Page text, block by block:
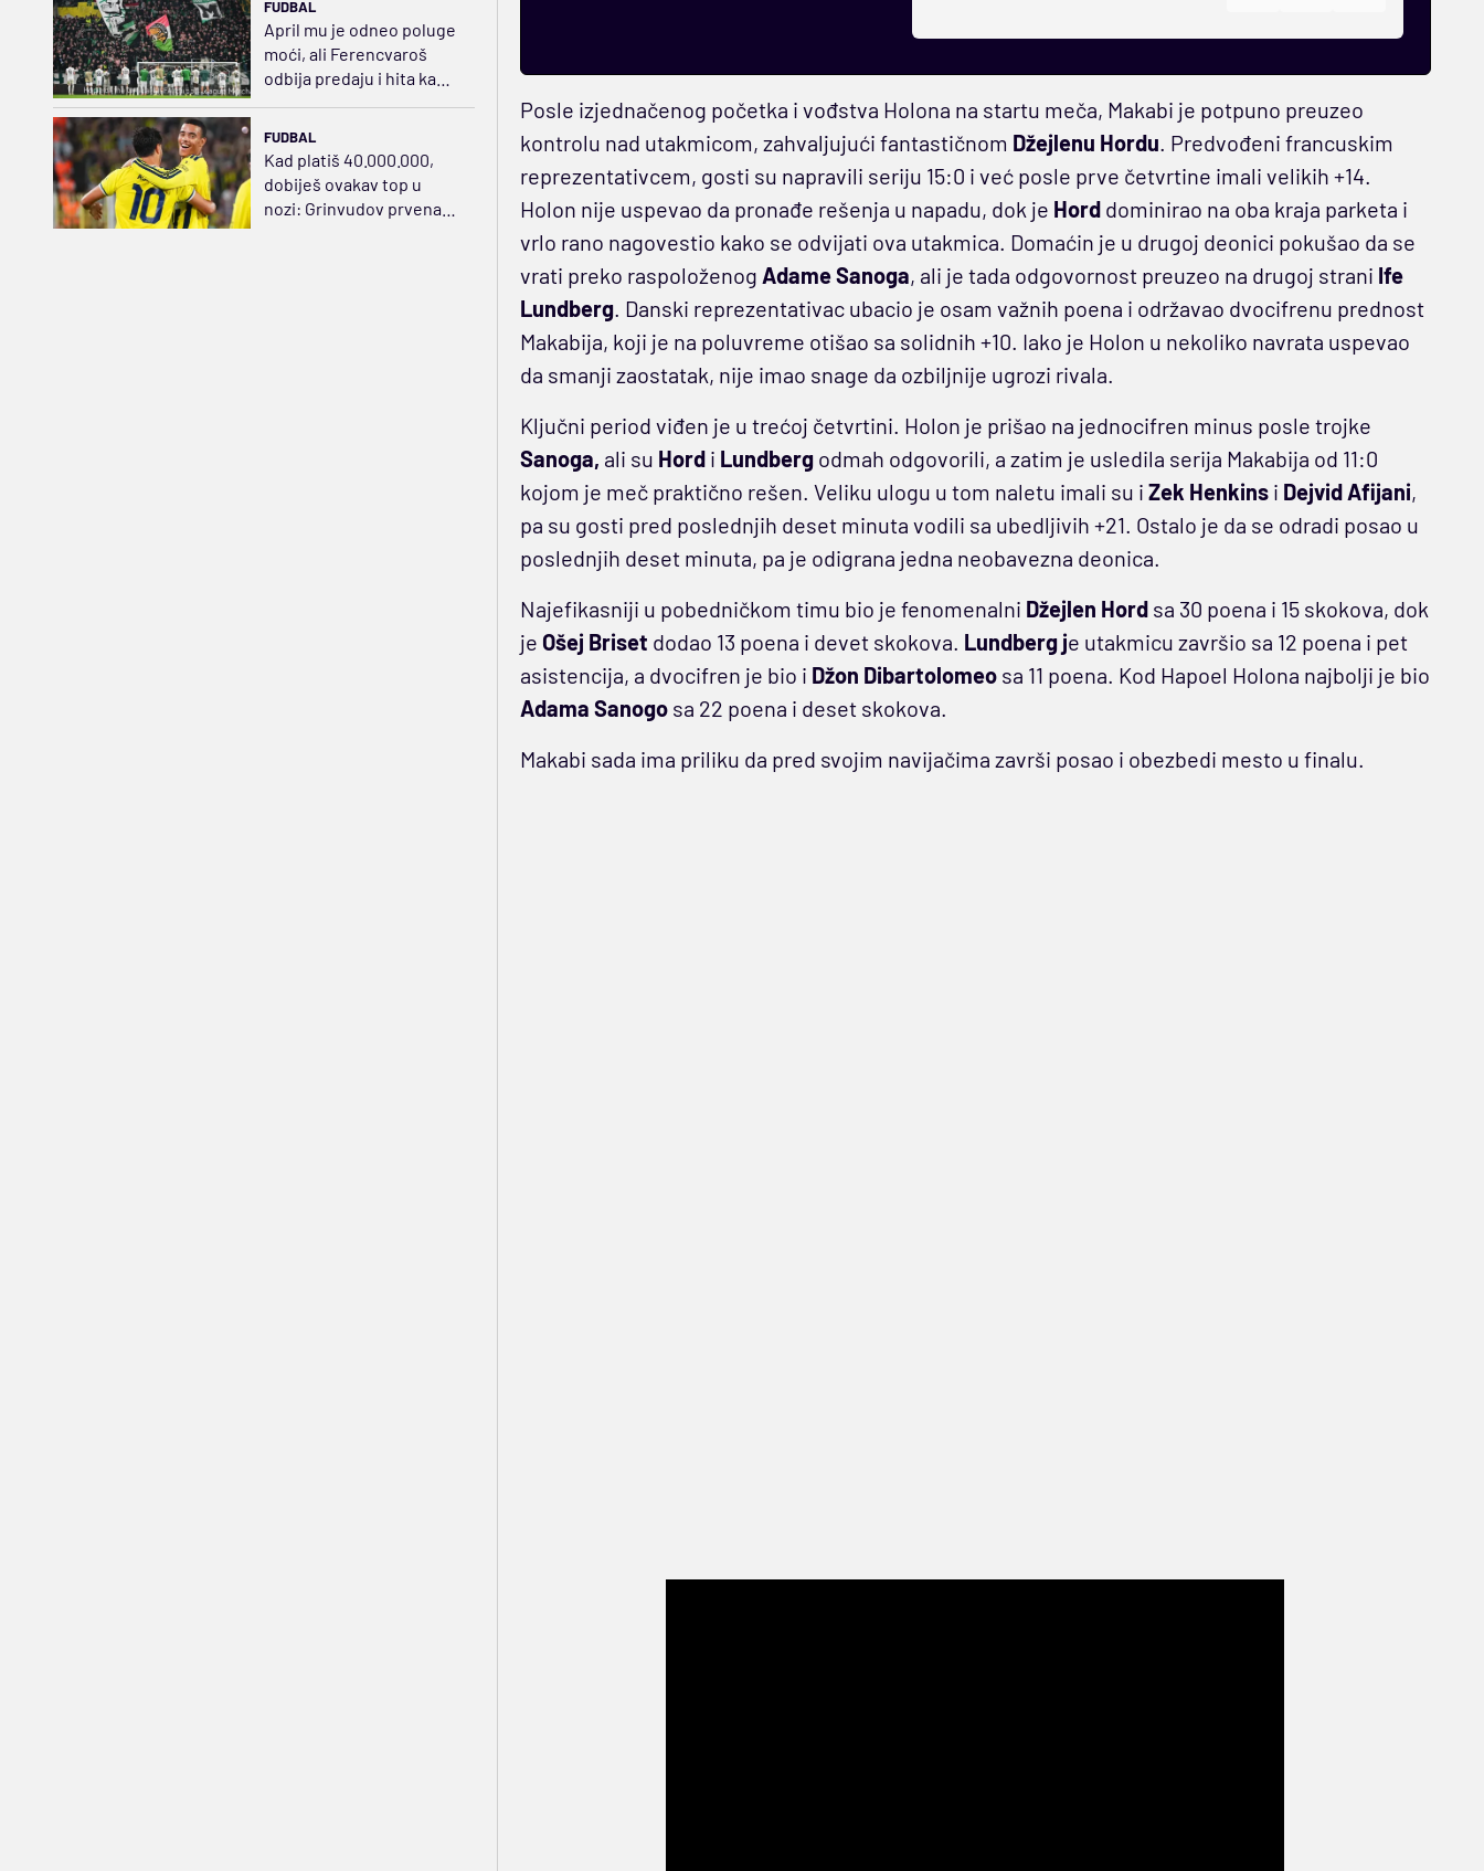
FUDBAL
April mu je odneo poluge
moći, ali Ferencvaroš
odbija predaju i hita ka
FUDBAL
Kad platiš 40.000.000,
dobiješ ovakav top u
nozi: Grinvudov prvenac,
Posle izjednačenog početka i vođstva Holona na startu meča, Makabi je potpuno preuzeo
kontrolu nad utakmicom, zahvaljujući fantastičnom Džejlenu Hordu. Predvođeni francuskim
reprezentativcem, gosti su napravili seriju 15:0 i već posle prve četvrtine imali velikih +14.
Holon nije uspevao da pronađe rešenja u napadu, dok je Horddominirao na oba kraja parketa i
vrlo rano nagovestio kako se odvijati ova utakmica. Domaćin je u drugoj deonici pokušao da se
vrati preko raspoloženog Adame Sanoga, ali je tada odgovornost preuzeo na drugoj strani Ife
Lundberg. Danski reprezentativac ubacio je osam važnih poena i održavao dvocifrenu prednost
Makabija, koji je na poluvreme otišao sa solidnih +10. Iako je Holon u nekoliko navrata uspevao
da smanji zaostatak, nije imao snage da ozbiljnije ugrozi rivala.
Ključni period viđen je u trećoj četvrtini. Holon je prišao na jednocifren minus posle trojke
Sanoga, ali su Hord i Lundbergodmah odgovorili, a zatim je usledila serija Makabija od 11:0
kojom je meč praktično rešen. Veliku ulogu u tom naletu imali su i Zek Henkinsi Dejvid Afijani,
pa su gosti pred poslednjih deset minuta vodili sa ubedljivih +21. Ostalo je da se odradi posao u
poslednjih deset minuta, pa je odigrana jedna neobavezna deonica.
Najefikasniji u pobedničkom timu bio je fenomenalni Džejlen Hordsa 30 poena i 15 skokova, dok
je Ošej Briset dodao 13 poena i devet skokova. Lundberg je utakmicu završio sa 12 poena i pet
asistencija, a dvocifren je bio i Džon Dibartolomeosa 11 poena. Kod Hapoel Holona najbolji je bio
Adama Sanogosa 22 poena i deset skokova.
Makabi sada ima priliku da pred svojim navijačima završi posao i obezbedi mesto u finalu.